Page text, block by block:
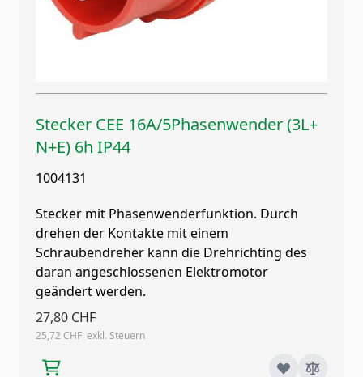
Stecker CEE 16A/5Phasenwender (3L+
N+E) 6h IP44
1004131
Stecker mit Phasenwenderfunktion. Durch
drehen der Kontakte mit einem
Schraubendreher kann die Drehrichting des
daran angeschlossenen Elektromotor
geändert werden.
27,80 CHF
25,72 CHF